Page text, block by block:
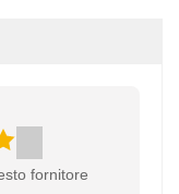
fornitore